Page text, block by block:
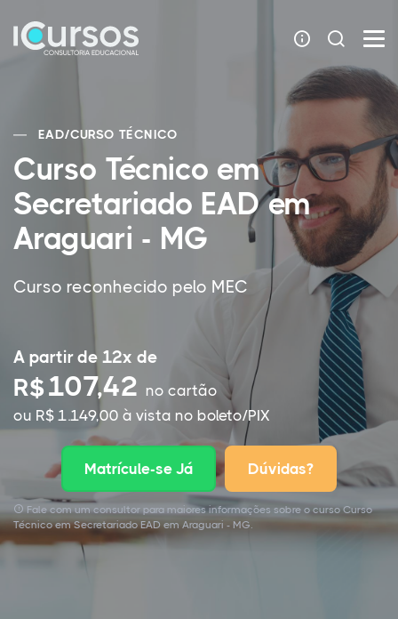
EAD/CURSO TÉCNICO
Curso Técnico em
Secretariado EAD em
Araguari - MG
Curso reconhecido pelo MEC
A partir de 12x de
R$107,42 no cartão
ou R$ 1.149,00 à vista no boleto/PIX
Matrícule-se Já Dúvidas?
Fale com um consultor para maiores informações sobre o curso Curso
Técnico em Secretariado EAD em Araguari - MG.